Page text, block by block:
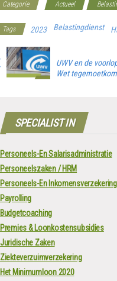
Categorie Actueel
Tags 2023 Belastingdienst
UWV en de
Wet
SPECIALIST IN
Personeels-En Salarisadministratie
Personeelszaken / HRM
Personeels-En
Payrolling
Budgetcoaching
Premies & Loonkostensubsidies
Juridische Zaken
Ziekteverzuimverzekering
Het Minimumloon 2020